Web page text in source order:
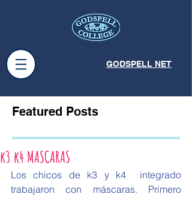
GODSPELL NET
Featured Posts
k3 k4 MASCARAS
Los chicos de k3 y k4  integrado
trabajaron con máscaras. Primero